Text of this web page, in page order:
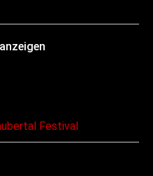
Festival